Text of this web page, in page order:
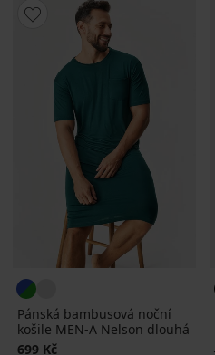
Pánská bambusová noční
košile MEN-A Nelson dlouhá
699 Kč